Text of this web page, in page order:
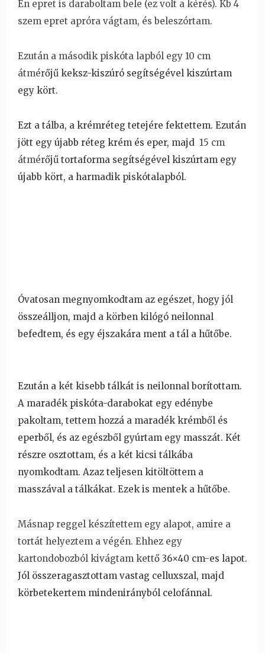
Én epret is daraboltam bele (ez volt a kérés). Kb 4
szem epret apróra vágtam, és beleszórtam.
Ezután a második piskóta lapból egy 10 cm
átmérőjű keksz-kiszúró segítségével kiszúrtam
egy kört.
Ezt a tálba, a krémréteg tetejére fektettem. Ezután
jött egy újabb réteg krém és eper, majd 15 cm
átmérőjű tortaforma segítségével kiszúrtam egy
újabb kört, a harmadik piskótalapból.
Óvatosan megnyomkodtam az egészet, hogy jól
összeálljon, majd a körben kilógó neilonnal
befedtem, és egy éjszakára ment a tál a hűtőbe.
Ezután a két kisebb tálkát is neilonnal borítottam.
A maradék piskóta-darabokat egy edénybe
pakoltam, tettem hozzá a maradék krémből és
eperből, és az egészből gyúrtam egy masszát. Két
részre osztottam, és a két kicsi tálkába
nyomkodtam. Azaz teljesen kitöltöttem a
masszával a tálkákat. Ezek is mentek a hűtőbe.
Másnap reggel készítettem egy alapot, amire a
tortát helyeztem a végén. Ehhez egy
kartondobozból kivágtam kettő 36×40 cm-es lapot.
Jól összeragasztottam vastag celluxszal, majd
körbetekertem mindenirányból celofánnal.